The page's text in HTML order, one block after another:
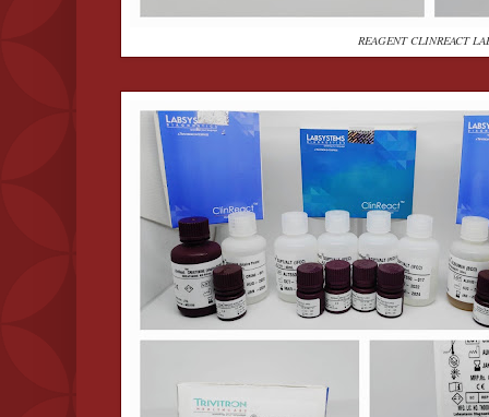
REAGENT CLINREACT